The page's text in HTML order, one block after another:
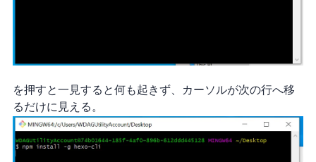
Enter を押すと……一見すると何も起きず、カーソルが次の行へ移
るだけに見える。